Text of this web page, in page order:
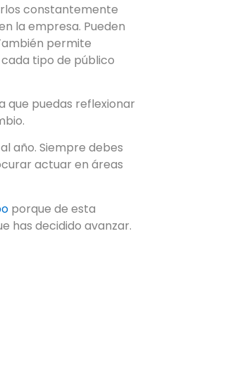
constantemente
la empresa. Pueden
permite
tipo de público
que puedas reflexionar
año. Siempre debes
actuar en áreas
porque de esta
has decidido avanzar.